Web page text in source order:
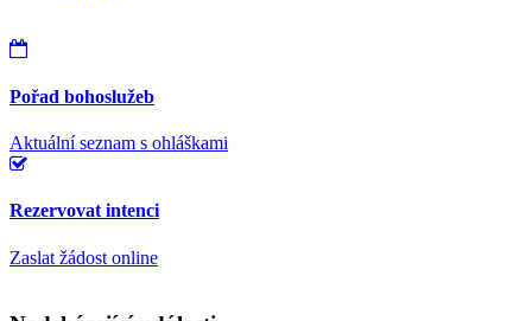
Pořad bohoslužeb
Aktuální seznam s ohláškami
Rezervovat intenci
Zaslat žádost online